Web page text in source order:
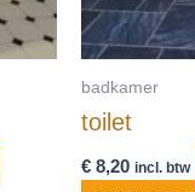
badkamer
toilet
€ 8,20 incl. btw